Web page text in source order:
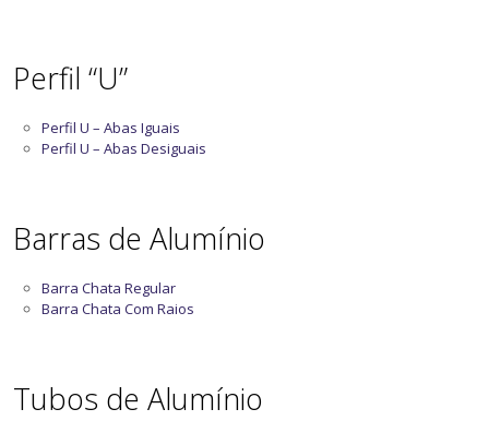
Perfil “U”
Perfil U – Abas Iguais
Perfil U – Abas Desiguais
Barras de Alumínio
Barra Chata Regular
Barra Chata Com Raios
Tubos de Alumínio